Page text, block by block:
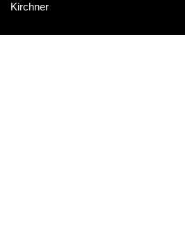
Kirchner